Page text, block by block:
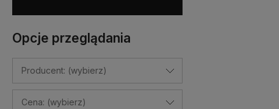
Opcje przeglądania
Producent: (wybierz)
Cena: (wybierz)